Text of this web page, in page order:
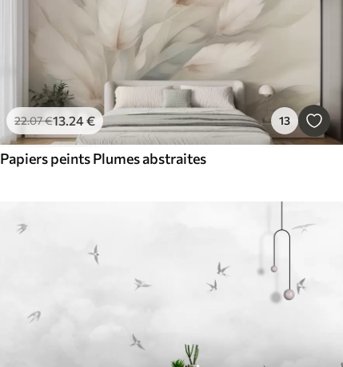
22.07€13.24€ 13
Papiers peints Plumes abstraites